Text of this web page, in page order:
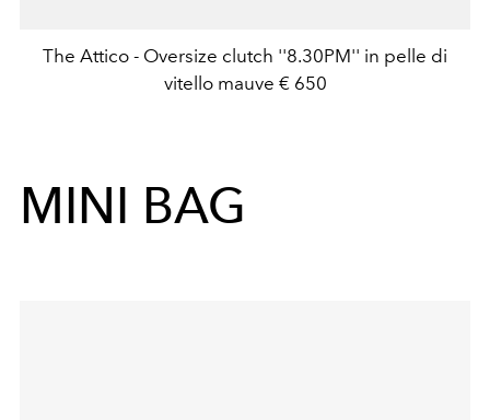
The Attico - Oversize clutch ''8.30PM'' in pelle di
vitello mauve € 650
MINI BAG